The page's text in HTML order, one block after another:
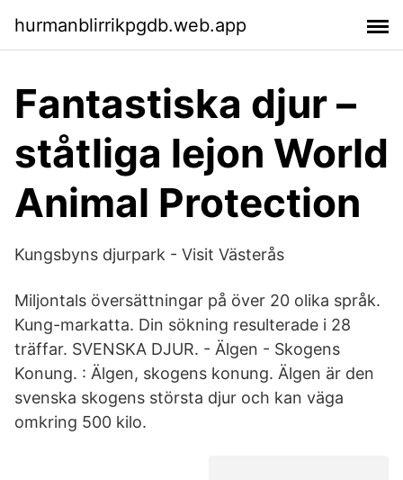
hurmanblirrikpgdb.web.app
Fantastiska djur –
ståtliga lejon World
Animal Protection
Kungsbyns djurpark - Visit Västerås
Miljontals översättningar på över 20 olika språk.
Kung-markatta. Din sökning resulterade i 28
träffar. SVENSKA DJUR. - Älgen - Skogens
Konung. : Älgen, skogens konung. Älgen är den
svenska skogens största djur och kan väga
omkring 500 kilo.